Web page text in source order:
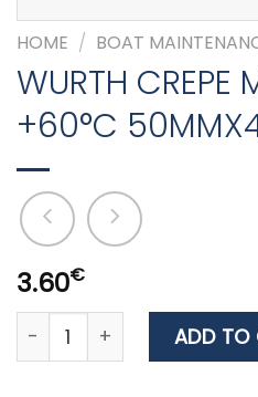
HOME / BOAT
WURTH CREPE
+60°C
3.60€
WURTH CREPE MASKING
ADD TO